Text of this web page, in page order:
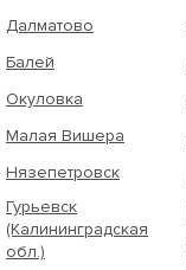
Далматово
Балей
Окуловка
Малая Вишера
Нязепетровск
Гурьевск
(Калининградская
обл.)